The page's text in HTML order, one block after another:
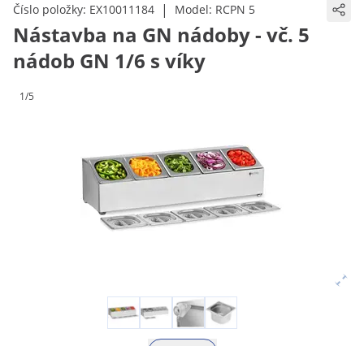
Číslo položky: EX10011184 | Model: RCPN 5
Nástavba na GN nádoby - vč. 5
nádob GN 1/6 s víky
1/5